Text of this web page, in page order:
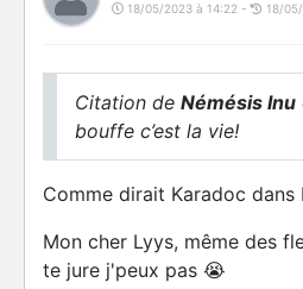
18/05/2023 à 14:22 - 18/
Citation de Némésis Inu
bouffe c’est la vie!
Comme dirait Karadoc dans
Mon cher Lyys, même des
te jure j'peux pas 😭